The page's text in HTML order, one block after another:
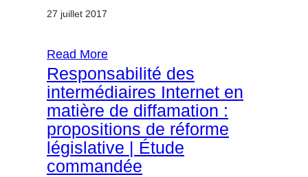
27 juillet 2017
Read More
Responsabilité des
intermédiaires Internet en
matière de diffamation :
propositions de réforme
législative | Étude
commandée